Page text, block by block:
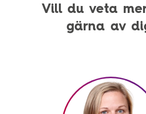
Vill du veta
gärna av